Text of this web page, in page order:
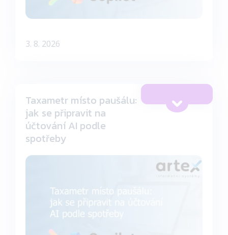
3. 8. 2026
Taxametr místo paušálu:
jak se připravit na
účtování AI podle
spotřeby